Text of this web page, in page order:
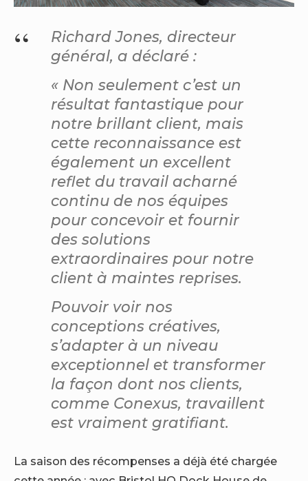
Richard Jones, directeur
général, a déclaré :
« Non seulement c’est un
résultat fantastique pour
notre brillant client, mais
cette reconnaissance est
également un excellent
reflet du travail acharné
continu de nos équipes
pour concevoir et fournir
des solutions
extraordinaires pour notre
client à maintes reprises.
Pouvoir voir nos
conceptions créatives,
s’adapter à un niveau
exceptionnel et transformer
la façon dont nos clients,
comme Conexus, travaillent
est vraiment gratifiant.
La saison des récompenses a déjà été chargée